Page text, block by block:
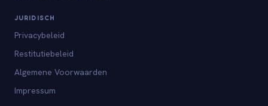
JURIDISCH
Privacybeleid
Restitutiebeleid
Algemene Voorwaarden
Impressum